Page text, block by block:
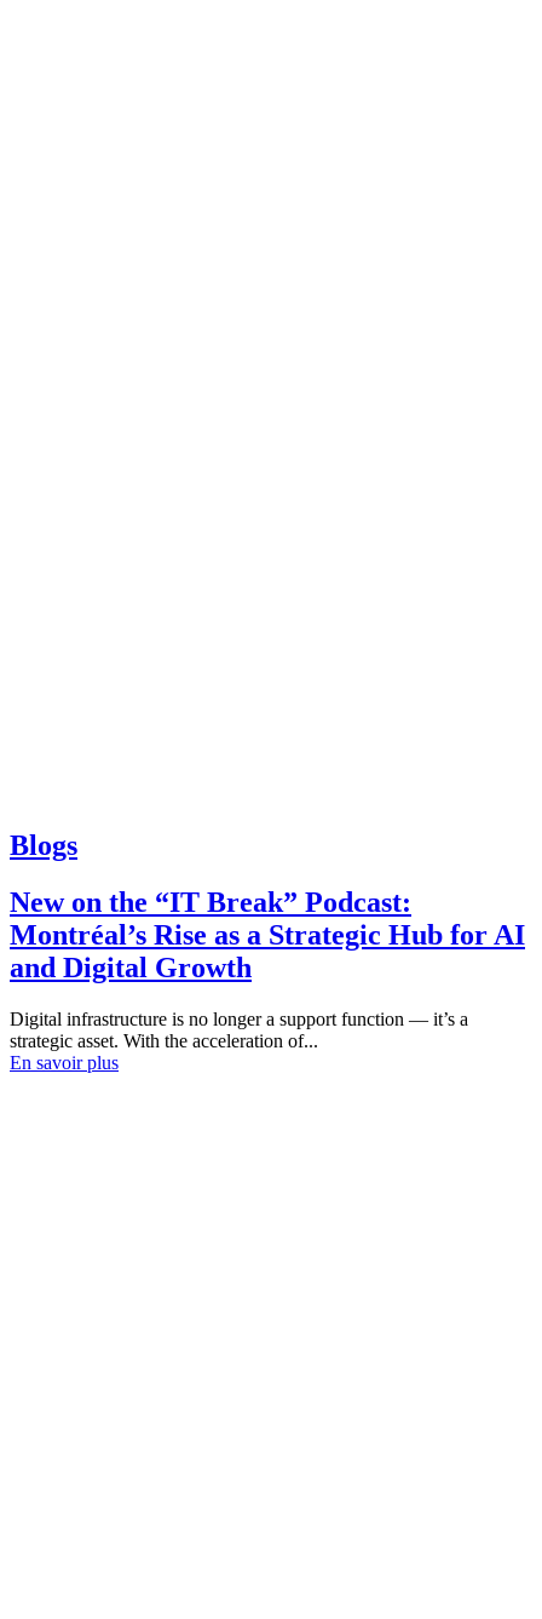
Blogs
New on the “IT Break” Podcast:
Montréal’s Rise as a Strategic Hub for AI
and Digital Growth
Digital infrastructure is no longer a support function — it’s a
strategic asset. With the acceleration of...
En savoir plus